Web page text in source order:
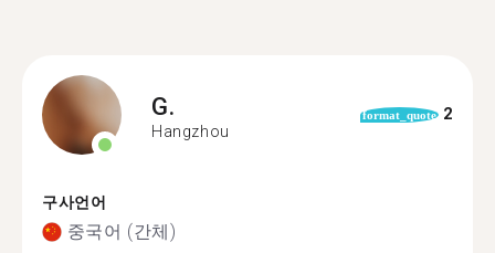
G.
Hangzhou
format_quote 2
구사언어
중국어 (간체)